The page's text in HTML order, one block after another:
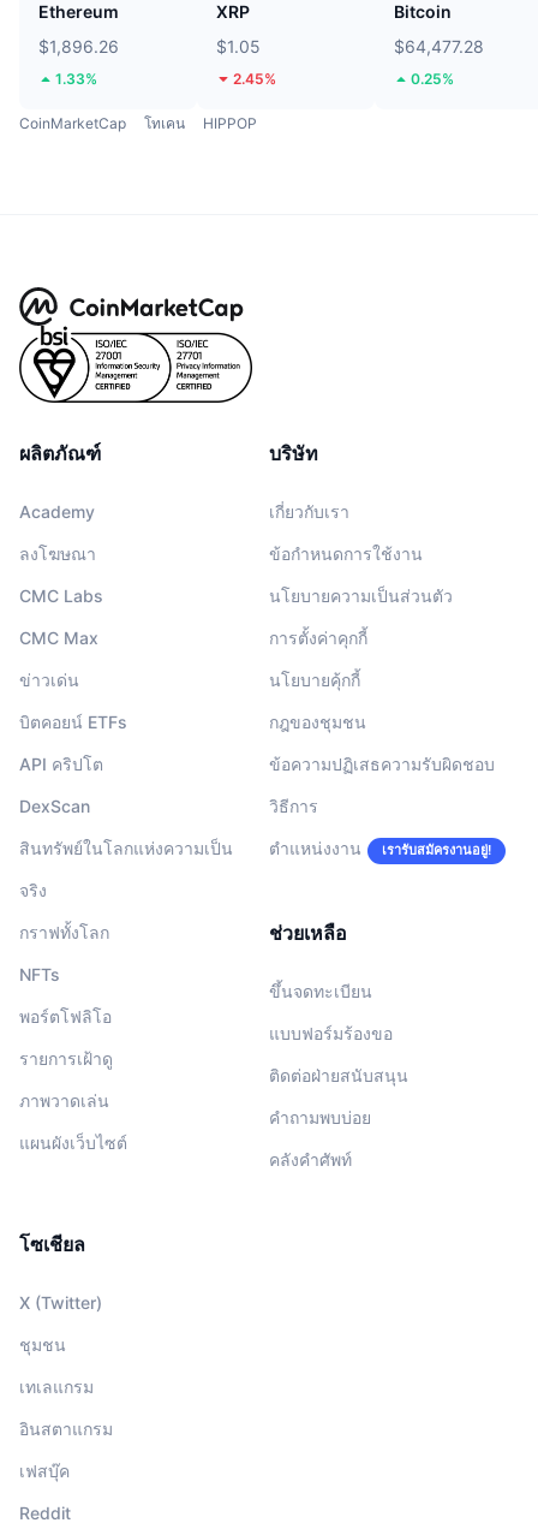
Ethereum
$1,896.26
1.33%
XRP
$1.05
2.45%
Bitcoin
$64,477.28
0.25%
CoinMarketCap โทเคน HIPPOP
ผลิตภัณฑ์
Academy
ลงโฆษณา
CMC Labs
CMC Max
ข่าวเด่น
บิตคอยน์ ETFs
API คริปโต
DexScan
สินทรัพย์ในโลกแห่งความเป็น
จริง
กราฟทั้งโลก
NFTs
พอร์ตโฟลิโอ
รายการเฝ้าดู
ภาพวาดเล่น
แผนผังเว็บไซต์
บริษัท
เกี่ยวกับเรา
ข้อกำหนดการใช้งาน
นโยบายความเป็นส่วนตัว
การตั้งค่าคุกกี้
นโยบายคุ้กกี้
กฎของชุมชน
ข้อความปฏิเสธความรับผิดชอบ
วิธีการ
ตำแหน่งงาน เรารับสมัครงานอยู่!
ช่วยเหลือ
ขึ้นจดทะเบียน
แบบฟอร์มร้องขอ
ติดต่อฝ่ายสนับสนุน
คำถามพบบ่อย
คลังคำศัพท์
โซเชียล
X (Twitter)
ชุมชน
เทเลแกรม
อินสตาแกรม
เฟสบุ๊ค
Reddit